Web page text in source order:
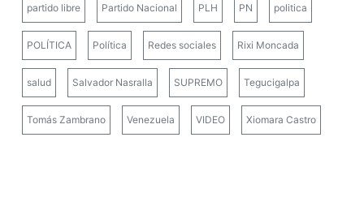
partido libre Partido Nacional PLH PN politica
POLÍTICA Política Redes sociales Rixi Moncada
salud Salvador Nasralla SUPREMO Tegucigalpa
Tomás Zambrano Venezuela VIDEO Xiomara Castro